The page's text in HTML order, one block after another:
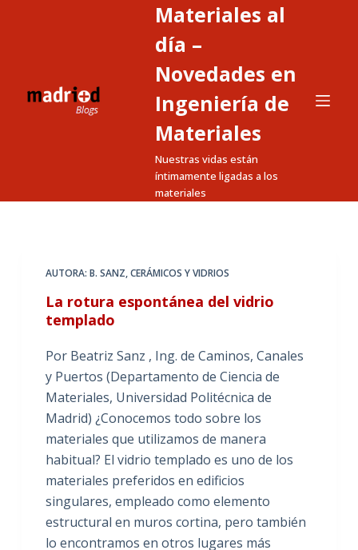
o
Materiales al
día –
Novedades en
Ingeniería de
Materiales
Nuestras vidas están
íntimamente ligadas a los
materiales
AUTORA: B. SANZ,CERÁMICOS Y VIDRIOS
La rotura espontánea del vidrio
templado
Por Beatriz Sanz , Ing. de Caminos, Canales
y Puertos (Departamento de Ciencia de
Materiales, Universidad Politécnica de
Madrid) ¿Conocemos todo sobre los
materiales que utilizamos de manera
habitual? El vidrio templado es uno de los
materiales preferidos en edificios
singulares, empleado como elemento
estructural en muros cortina, pero también
lo encontramos en otros lugares más